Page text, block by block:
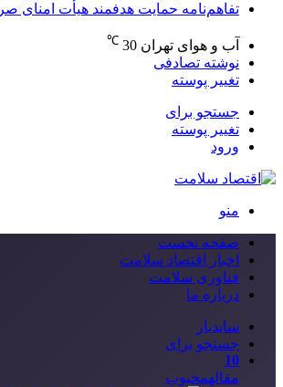
تفاهم‌نامه حمایت هدفمند هیأت امنای
آب و هوای تهران 30
℃
نوشته تصادفی
تغییر پوسته
جستجو برای
تغییر پوسته
ورود
منو
صفحه نخست
اخبار اقتصاد سلامت
فناوری سلامت
درباره ما
سایدبار
جستجو برای
10
مقالهمحبوب